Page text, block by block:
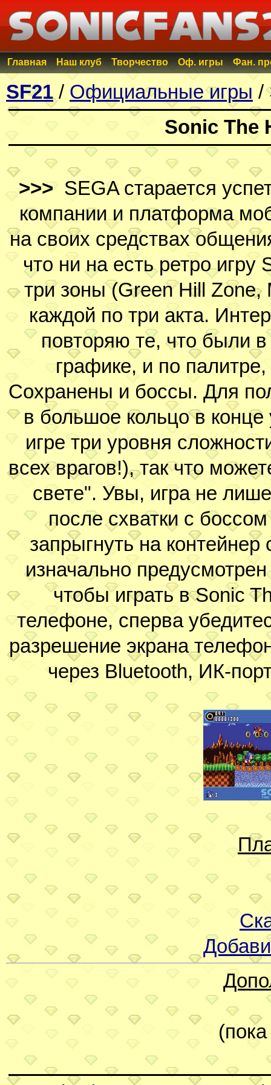
Главная Наш клуб Творчество Оф. игры Фан.
SF21 / Официальные игры /
Sonic The
>>> SEGA старается
компании и платформа
на своих средствах
что ни на есть ретро игру
три зоны (Green Hill Zone,
каждой по три акта.
повторяю те, что были
графике, и по
Сохранены и боссы. Для
в большое кольцо в
игре три уровня
всех врагов!), так что
свете". Увы, игра не
после схватки с
запрыгнуть на
изначально
чтобы играть в Sonic
телефоне, сперва
разрешение экрана
через Bluetooth, ИК-